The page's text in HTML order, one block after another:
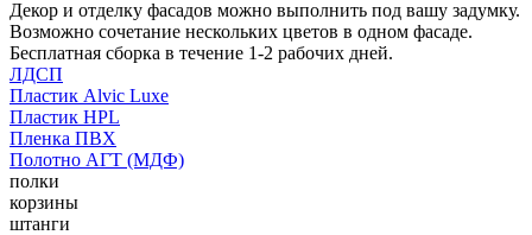
Декор и отделку фасадов можно выполнить под вашу задумку.
Возможно сочетание нескольких цветов в одном фасаде.
Бесплатная сборка в течение 1-2 рабочих дней.
ЛДСП
Пластик Alvic Luxe
Пластик HPL
Пленка ПВХ
Полотно АГТ (МДФ)
полки
корзины
штанги